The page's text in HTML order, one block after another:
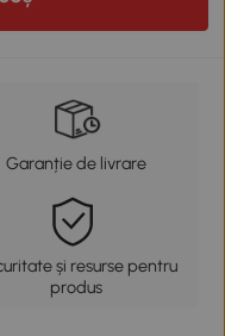
Garanție de livrare
și resurse pentru
produs